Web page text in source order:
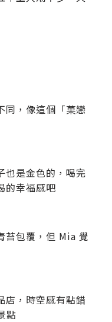
同，像這個「菓戀
也是金色的，喝完
的幸福感吧
苔包覆，但 Mia 覺
店，時空感有點錯
點